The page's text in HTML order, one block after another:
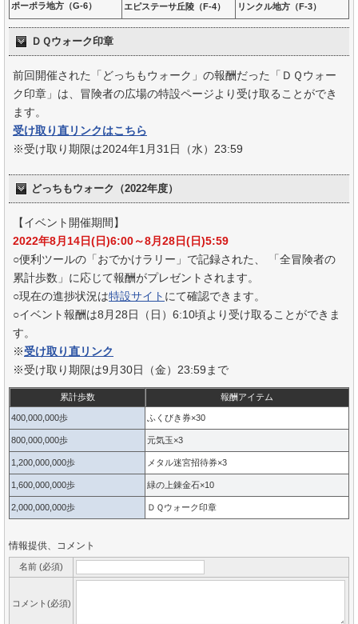
ポーポラ地方（G-6） エピステーサ丘陵（F-4） リンクル地方（F-3）
ＤＱウォーク印章
前回開催された「どっちもウォーク」の報酬だった「ＤＱウォー
ク印章」は、冒険者の広場の特設ページより受け取ることができ
ます。
受け取り直リンクはこちら
※受け取り期限は2024年1月31日（水）23:59
どっちもウォーク（2022年度）
【イベント開催期間】
2022年8月14日(日)6:00～8月28日(日)5:59
○便利ツールの「おでかけラリー」で記録された、 「全冒険者の
累計歩数」に応じて報酬がプレゼントされます。
○現在の進捗状況は特設サイト にて確認できます。
○イベント報酬は8月28日（日）6:10頃より受け取ることができま
す。
※受け取り直リンク
※受け取り期限は9月30日（金）23:59まで
累計歩数 報酬アイテム
400,000,000歩 ふくびき券×30
800,000,000歩 元気玉×3
1,200,000,000歩 メタル迷宮招待券×3
1,600,000,000歩 緑の上錬金石×10
2,000,000,000歩 ＤＱウォーク印章
情報提供、コメント
名前 (必須)
コメント(必須)